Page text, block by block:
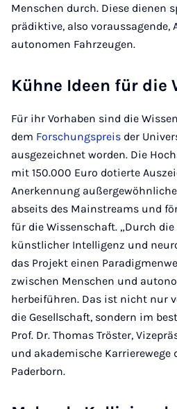
Menschen durch. Diese dienen
prädiktive, also voraussagende,
autonomen Fahrzeugen.
Kühne Ideen für die
Für ihr Vorhaben sind die
dem Forschungspreis der
ausgezeichnet worden. Die
mit 150.000 Euro dotierte
Anerkennung
abseits des Mainstreams und
für die Wissenschaft. „Durch
künstlicher Intelligenz und
das Projekt einen
zwischen Menschen und
herbeiführen. Das ist nicht nur
die Gesellschaft, sondern im
Prof. Dr. Thomas Tröster,
und akademische Karrierewege
Paderborn.